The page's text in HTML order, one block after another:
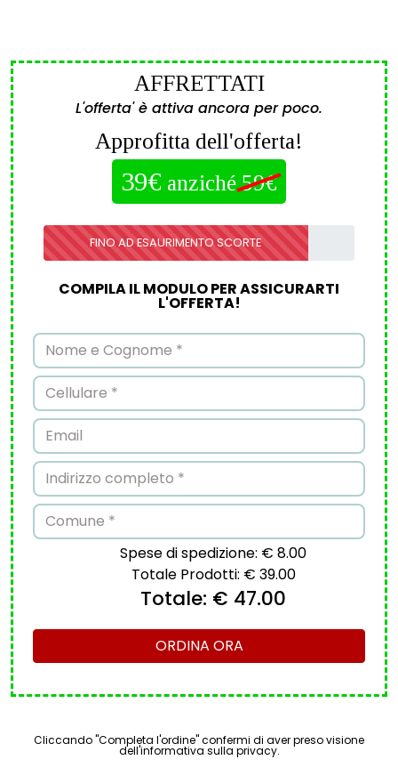
AFFRETTATI
L'offerta' è attiva ancora per poco.
Approfitta dell'offerta!
39€ anziché59€
FINO AD ESAURIMENTO SCORTE
COMPILA IL MODULO PER ASSICURARTI
L'OFFERTA!
Spese di spedizione: € 8.00
Totale Prodotti: € 39.00
Totale: € 47.00
ORDINA ORA
Cliccando "Completa l'ordine" confermi di aver preso visione
dell'informativa sulla privacy.